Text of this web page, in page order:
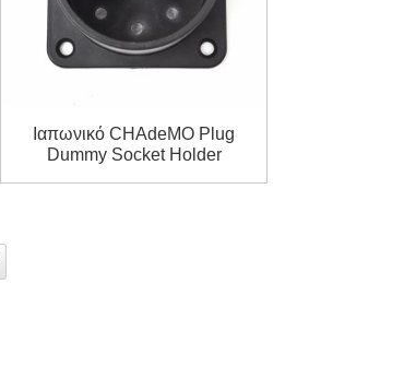
Ιαπωνικό CHAdeMO Plug
Dummy Socket Holder